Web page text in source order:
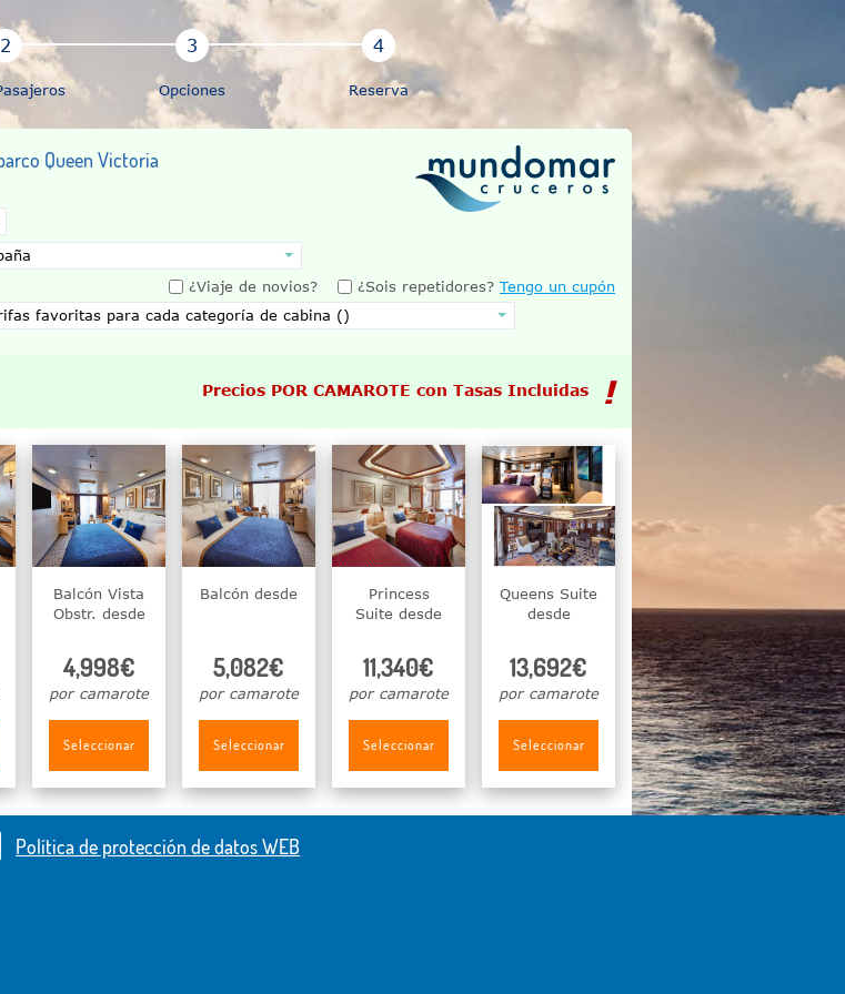
Opciones Reserva
Queen Victoria
¿Viaje de novios?
¿Sois repetidores? Tengo un cupón
Precios POR CAMAROTE con Tasas Incluidas
Balcón Vista
Obstr. desde
4,998€
por camarote
Seleccionar
Balcón desde
5,082€
por camarote
Seleccionar
Princess
Suite desde
11,340€
por camarote
Seleccionar
Queens Suite
desde
13,692€
por camarote
Seleccionar
Política de protección de datos WEB